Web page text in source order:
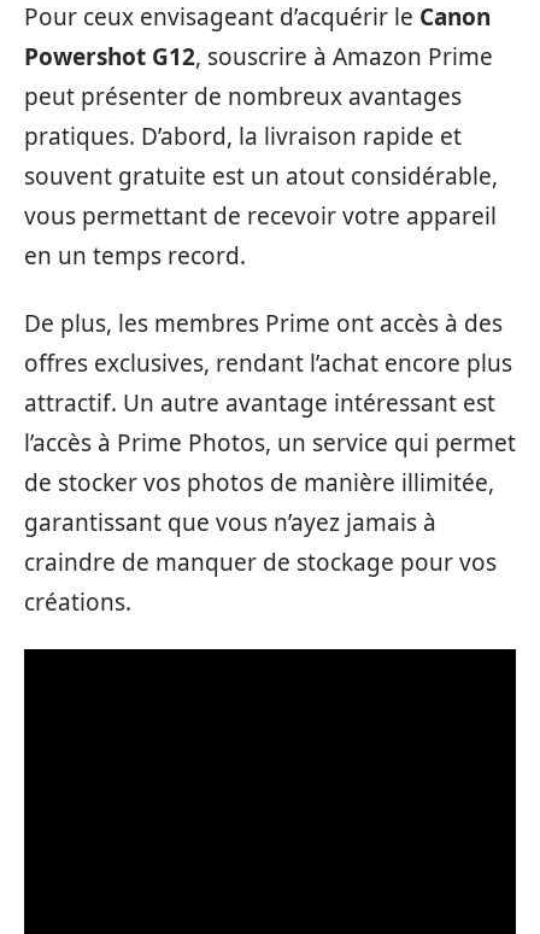
Pour ceux envisageant d’acquérir le Canon
Powershot G12, souscrire à Amazon Prime
peut présenter de nombreux avantages
pratiques. D’abord, la livraison rapide et
souvent gratuite est un atout considérable,
vous permettant de recevoir votre appareil
en un temps record.
De plus, les membres Prime ont accès à des
offres exclusives, rendant l’achat encore plus
attractif. Un autre avantage intéressant est
l’accès à Prime Photos, un service qui permet
de stocker vos photos de manière illimitée,
garantissant que vous n’ayez jamais à
craindre de manquer de stockage pour vos
créations.